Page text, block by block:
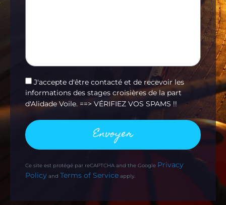
J'accepte d'être contacté et de recevoir les
informations des stages croisières de la part
d'Alidade Voile. ==> VÉRIFIEZ VOS SPAMS !!
Envoyer
Ce site est protégé par reCAPTCHA and the Google Privacy
Policy and Terms of Service apply.